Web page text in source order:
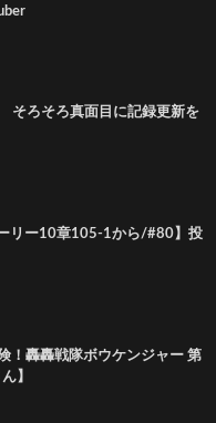
そろそろ真面目に記録更新を
リー10章105-1から/#80】投
！轟轟戦隊ボウケンジャー 第
】